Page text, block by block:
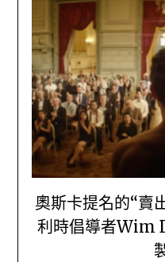
奧斯卡提名的“賣
利時倡導者Wim